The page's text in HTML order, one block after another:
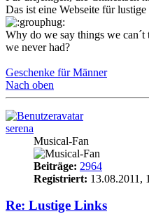
Das ist eine Webseite für
Why do we say things we
we never had?
Geschenke für Männer
Nach oben
serena
Musical-Fan
Beiträge: 2964
Registriert: 13.08.2011,
Re: Lustige Links